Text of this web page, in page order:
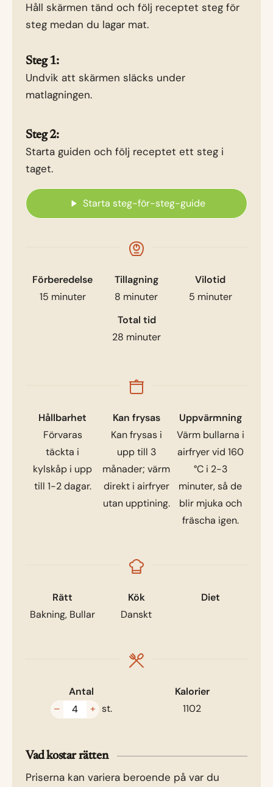
Håll skärmen tänd och följ receptet steg för
steg medan du lagar mat.
Steg 1:
Undvik att skärmen släcks under
matlagningen.
Steg 2:
Starta guiden och följ receptet ett steg i
taget.
Starta steg-för-steg-guide
Förberedelse
15 minuter
Tillagning
8 minuter
Vilotid
5 minuter
Total tid
28 minuter
Hållbarhet
Förvaras
täckta i
kylskåp i upp
till 1-2 dagar.
Kan frysas
Kan frysas i
upp till 3
månader; värm
direkt i airfryer
utan upptining.
Uppvärmning
Värm bullarna i
airfryer vid 160
°C i 2-3
minuter, så de
blir mjuka och
fräscha igen.
Rätt
Bakning, Bullar
Kök
Danskt
Diet
Antal
–
+ st.
Kalorier
1102
Vad kostar rätten
Priserna kan variera beroende på var du